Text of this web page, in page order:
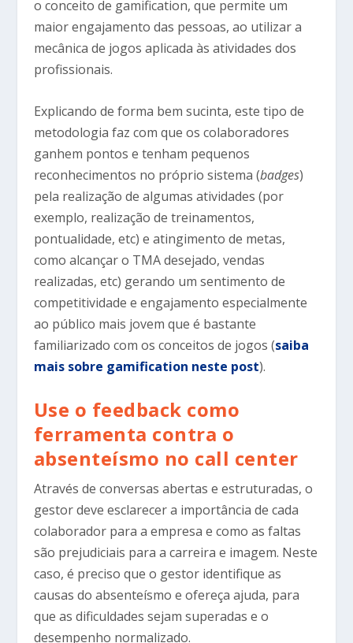
o conceito de gamification, que permite um
maior engajamento das pessoas, ao utilizar a
mecânica de jogos aplicada às atividades dos
profissionais.
Explicando de forma bem sucinta, este tipo de
metodologia faz com que os colaboradores
ganhem pontos e tenham pequenos
reconhecimentos no próprio sistema (badges)
pela realização de algumas atividades (por
exemplo, realização de treinamentos,
pontualidade, etc) e atingimento de metas,
como alcançar o TMA desejado, vendas
realizadas, etc) gerando um sentimento de
competitividade e engajamento especialmente
ao público mais jovem que é bastante
familiarizado com os conceitos de jogos (saiba
mais sobre gamification neste post).
Use o feedback como
ferramenta contra o
absenteísmo no call center
Através de conversas abertas e estruturadas, o
gestor deve esclarecer a importância de cada
colaborador para a empresa e como as faltas
são prejudiciais para a carreira e imagem. Neste
caso, é preciso que o gestor identifique as
causas do absenteísmo e ofereça ajuda, para
que as dificuldades sejam superadas e o
desempenho normalizado.